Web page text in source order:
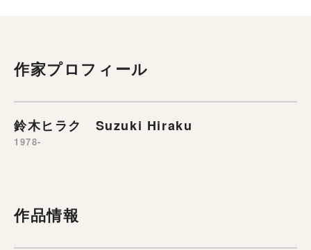
作家プロフィール
鈴木ヒラク Suzuki Hiraku
1978-
作品情報